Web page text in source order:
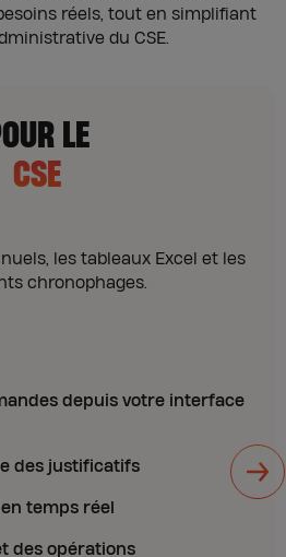
réels, tout en simplifiant
du CSE.
LE
CSE
les tableaux Excel et les
chronophages.
depuis votre interface
des justificatifs
temps réel
des opérations